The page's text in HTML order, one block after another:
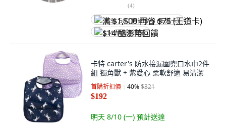
(4)
满 $1,500 再省 $75 (王道卡)
$14 酷澎幣回饋
卡特 carter's 防水接漏圍兜口水巾2件
組 獨角獸 + 紫愛心 柔軟舒適 易清潔
首購折扣價 40%$321
$192
明天 8/10 (一) 預計送達